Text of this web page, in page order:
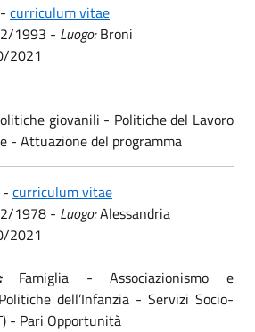
- curriculum vitae
1993 - Luogo:Broni
2021
giovanili - Politiche del Lavoro
- Attuazione del programma
- curriculum vitae
1978 - Luogo:Alessandria
2021
Famiglia - Associazionismo e
dell’Infanzia - Servizi Socio-
- Pari Opportunità